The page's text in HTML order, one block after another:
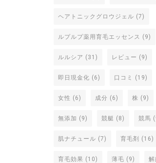
ヘアトニックグロウジェル (7)
ルプルプ薬用育毛エッセンス (9)
ルルシア (31) レビュー (9)
即日現金化 (6) 口コミ (19)
女性 (6) 成分 (6) 株 (9)
無添加 (9) 競艇 (8) 競馬
肌ナチュール (7) 育毛剤 (16)
育毛効果 (10) 薄毛 (9) 解